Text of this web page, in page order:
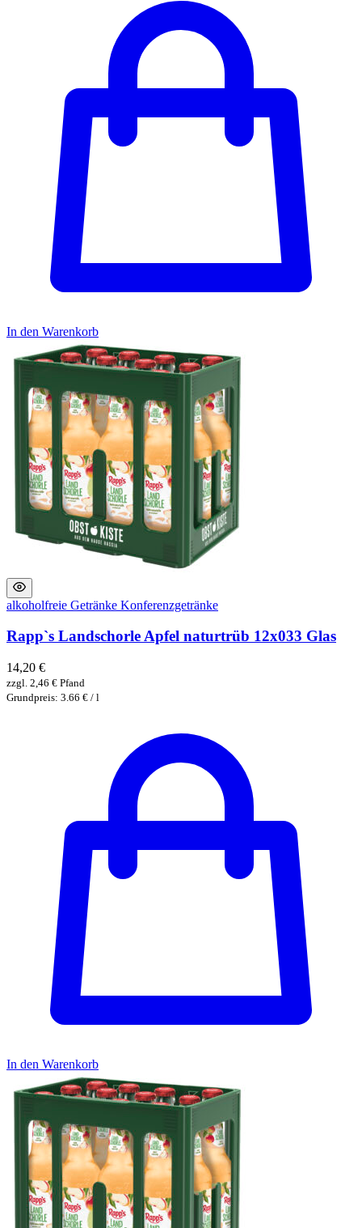
In den Warenkorb
alkoholfreie Getränke Konferenzgetränke
Rapp`s Landschorle Apfel naturtrüb 12x033 Glas
14,20 €
zzgl. 2,46 € Pfand
Grundpreis: 3.66 € / l
In den Warenkorb